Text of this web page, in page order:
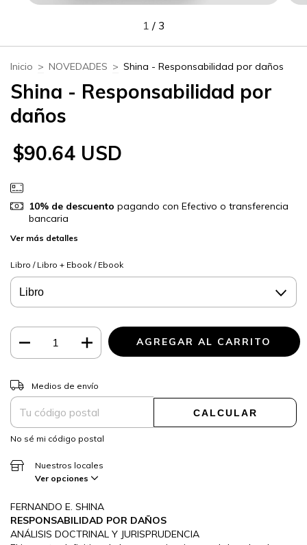
1 / 3
Inicio > NOVEDADES > Shina - Responsabilidad por daños
Shina - Responsabilidad por
daños
$90.64 USD
10% de descuento pagando con Efectivo o transferencia
bancaria
Ver más detalles
Libro / Libro + Ebook / Ebook
Entregas para el CP:
Medios de envío
CALCULAR
No sé mi código postal
Nuestros locales
Ver opciones
FERNANDO E. SHINA
RESPONSABILIDAD POR DAÑOS
ANÁLISIS DOCTRINAL Y JURISPRUDENCIA